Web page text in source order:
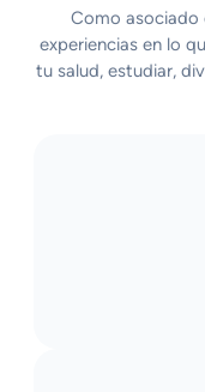
Como asociado
experiencias en lo
tu salud, estudiar,